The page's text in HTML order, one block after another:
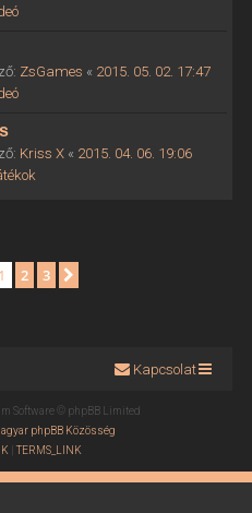
ZsGames « 2015. 05. 02. 17:47
Kriss X« 2015. 04. 06. 19:06
1 2 3
Kapcsolat
Software © phpBB Limited
phpBB Közösség
| TERMS_LINK